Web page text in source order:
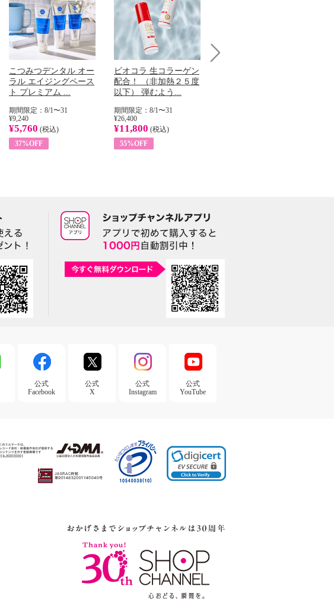
こつみつデンタル オー
ラル エイジングペース
ト プレミアム ...
期間限定：8/1〜31
¥9,240
¥5,760 (税込)
37%OFF
ビオコラ 生コラーゲン
配合！ （非加熱２５度
以下） 弾むよう...
期間限定：8/1〜31
¥26,400
¥11,800 (税込)
55%OFF
公式
Facebook
公式
X
公式
Instagram
公式
YouTube